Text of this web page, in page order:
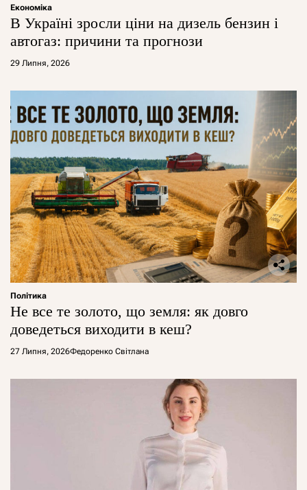
Економіка
В Україні зросли ціни на дизель бензин і
автогаз: причини та прогнози
29 Липня, 2026
Політика
Не все те золото, що земля: як довго
доведеться виходити в кеш?
27 Липня, 2026Федоренко Світлана